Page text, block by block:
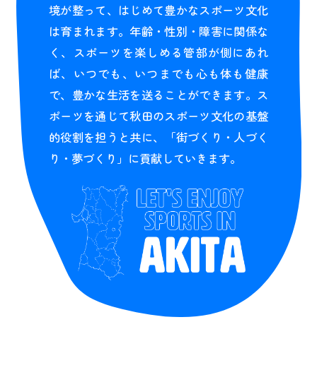
境が整って、はじめて豊かなスポーツ文化
は育まれます。年齢・性別・障害に関係な
く、スポーツを楽しめる管部が側にあれ
ば、いつでも、いつまでも心も体も健康
で、豊かな生活を送ることができます。ス
ポーツを通じて秋田のスポーツ文化の基盤
的役割を担うと共に、「街づくり・人づく
り・夢づくり」に貢献していきます。